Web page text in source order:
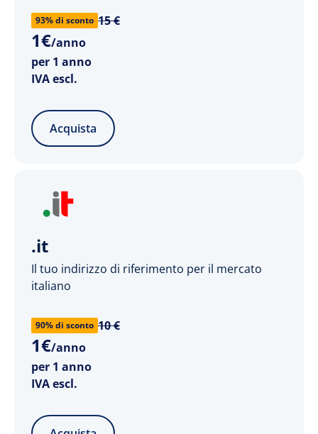
93% di sconto 15 €
1€/anno
per 1 anno
IVA escl.
Acquista
.it
Il tuo indirizzo di riferimento per il mercato
italiano
90% di sconto 10 €
1€/anno
per 1 anno
IVA escl.